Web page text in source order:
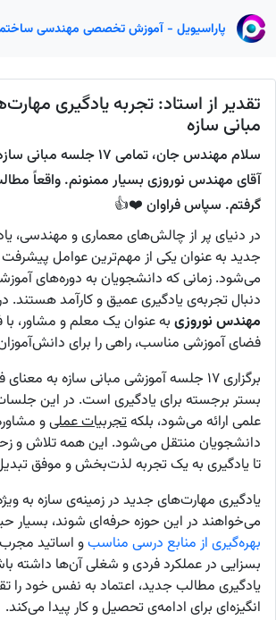
پاراسیویل - آموزش تخصصی مهندسی
تقدیر از استاد: تجربه یادگیری
مبانی سازه
سلام مهندس جان، تمامی ۱۷
آقای مهندس نوروزی بسیار ممنونم. واقعاً
گرفتم. سپاس فراوان ❤️👍
در دنیای پر از چالش‌های معماری و مهندسی،
جدید به عنوان یکی از مهم‌ترین عوامل
می‌شود. زمانی که دانشجویان به دوره‌های
دنبال تجربه‌ی یادگیری عمیق و کارآمد هستند.
مهندس نوروزی به عنوان یک معلم و مشاور،
فضای آموزشی مناسب، راهی را برای
برگزاری ۱۷ جلسه آموزشی مبانی سازه به
بستر برجسته برای یادگیری است. در این
علمی ارائه می‌شود، بلکهتجربیات عملیو
دانشجویان منتقل می‌شود. این همه تلاش و
تا یادگیری به یک تجربه لذت‌بخش و موفق
یادگیری مهارت‌های جدید در زمینه‌ی سازه به
می‌خواهند در این حوزه حرفه‌ای شوند، بسیار
بهره‌گیری از منابع درسی مناسبو اساتید مجرب
بسزایی در عملکرد فردی و شغلی آن‌ها داشته
یادگیری مطالب جدید، اعتماد به نفس خود را
انگیزه‌ای برای ادامه‌ی تحصیل و کار پیدا می‌کند.